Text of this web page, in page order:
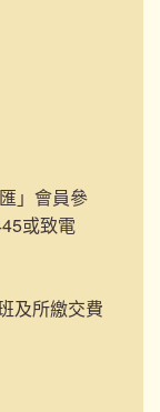
」會員參
或致電
及所繳交費